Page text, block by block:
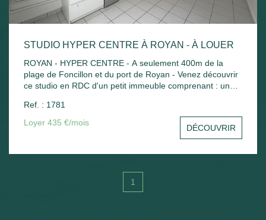
STUDIO HYPER CENTRE À ROYAN - À LOUER
ROYAN - HYPER CENTRE - A seulement 400m de la
plage de Foncillon et du port de Royan - Venez découvrir
ce studio en RDC d'un petit immeuble comprenant : une
Chauffage électrique.
Ref. : 1781
Loyer 435 €/mois
DÉCOUVRIR
1